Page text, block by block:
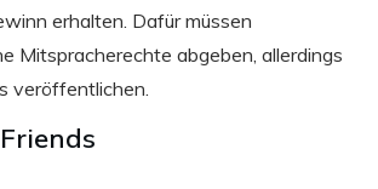
erhalten. Dafür müssen
Mitspracherechte abgeben, allerdings
veröffentlichen.